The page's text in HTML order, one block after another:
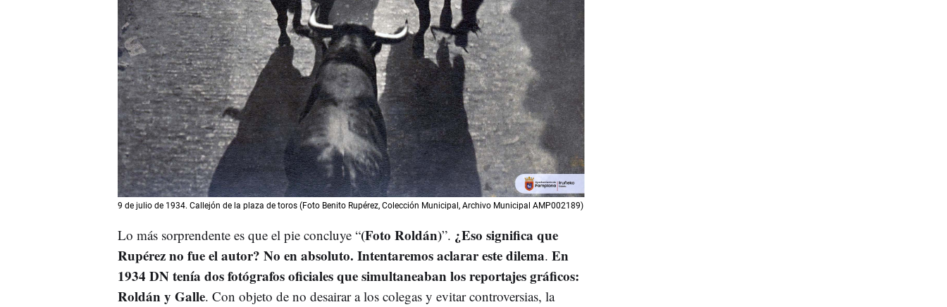
9 de julio de 1934. Callejón de la plaza de toros (Foto Benito Rupérez, Colección Municipal, Archivo Municipal AMP002189)
Lo más sorprendente es que el pie concluye “(Foto Roldán)”. ¿Eso significa que
Rupérez no fue el autor? No en absoluto. Intentaremos aclarar este dilema. En
1934 DN tenía dos fotógrafos oficiales que simultaneaban los reportajes gráficos:
Roldán y Galle. Con objeto de no desairar a los colegas y evitar controversias, la